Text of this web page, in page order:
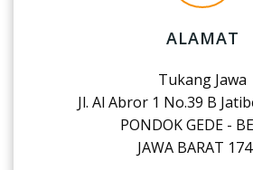
ALAMAT
Tukang Jawa
Jl. Al Abror 1 No.39 B
PONDOK GEDE -
JAWA BARAT